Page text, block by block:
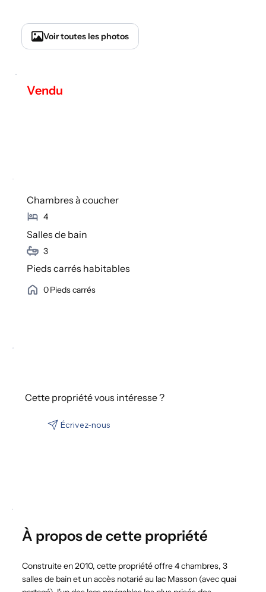
À propos de cette propriété
Construite en 2010, cette propriété offre 4 chambres, 3
salles de bain et un accès notarié au lac Masson (avec quai
Vendu
Chambres à coucher
4
Salles de bain
3
Pieds carrés habitables
0Pieds carrés
Cette propriété vous intéresse ?